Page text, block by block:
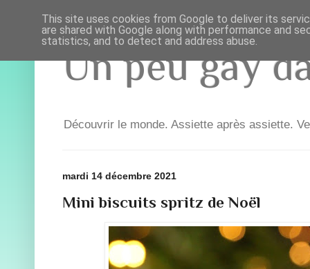
Un peu gay
Découvrir le monde. Assiette après assiette.
mardi 14 décembre 2021
Mini biscuits spritz de Noël
This site uses cookies from Google to deliver its
are shared with Google along with performance and
statistics, and to detect and address abuse.